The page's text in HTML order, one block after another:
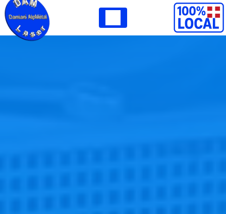
Panneau de gestion des cookies